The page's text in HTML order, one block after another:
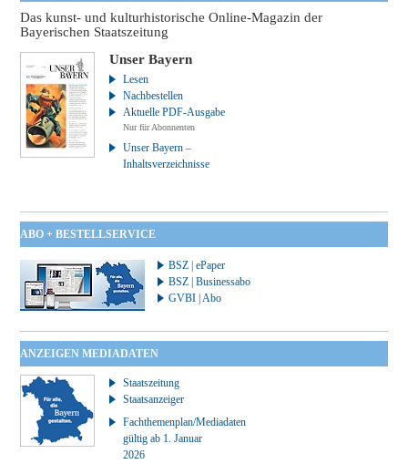
Das kunst- und kulturhistorische Online-Magazin der
Bayerischen Staatszeitung
Unser Bayern
Lesen
Nachbestellen
Aktuelle PDF-Ausgabe
Nur für Abonnenten
Unser Bayern –
Inhaltsverzeichnisse
ABO + BESTELLSERVICE
BSZ | ePaper
BSZ | Businessabo
GVBI | Abo
ANZEIGEN MEDIADATEN
Staatszeitung
Staatsanzeiger
Fachthemenplan/Mediadaten
gültig ab 1. Januar
2026